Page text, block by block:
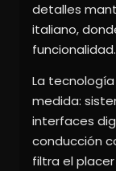
detalles
italiano,
funcionalidad.
La
medida:
interfaces
conducción
filtra el